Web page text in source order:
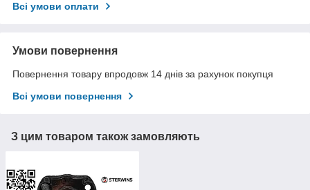
Всі умови оплати
Умови повернення
Повернення товару впродовж 14 днів за рахунок покупця
Всі умови повернення
З цим товаром також замовляють